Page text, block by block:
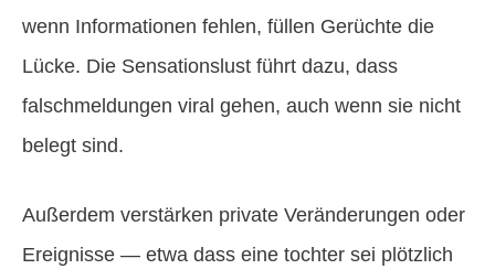
wenn Informationen fehlen, füllen Gerüchte die
Lücke. Die Sensationslust führt dazu, dass
falschmeldungen viral gehen, auch wenn sie nicht
belegt sind.
Außerdem verstärken private Veränderungen oder
Ereignisse — etwa dass eine tochter sei plötzlich